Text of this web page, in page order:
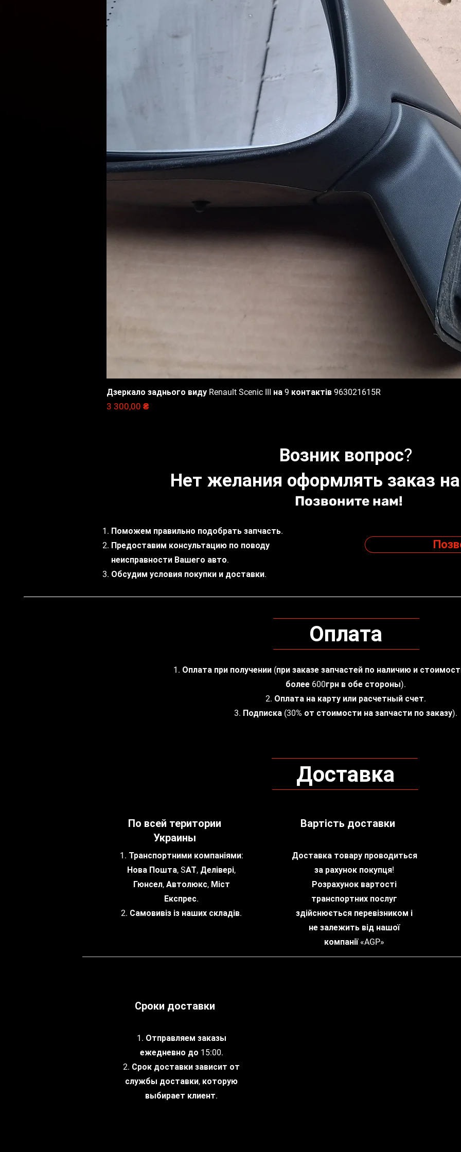
Відправлення запчастин щодня до 16:00.
Доставка вибраною Вами службою доставки (САТ,
НоваПошта, Delivery, Meest)
Наші фахівці готові проконсультувати з приводу вибору
запчастин, що відповідають вашим потребам та бюджету.
Быстрый просмотр
Дзеркало заднього виду Renault Scenic III на 9 контактів 963021615R
Цена
3 300,00 ₴
Возник вопрос?
Нет желания оформлять заказ на
Позвоните нам!
Поможем правильно подобрать запчасть.
Предоставим консультацию по поводу
неисправности Вашего авто.
Обсудим условия покупки и доставки.
Оплата
1. Оплата при получении (при заказе запчастей по наличию и
более 600грн в обе стороны).
2. Оплата на карту или расчетный счет.
3. Подписка (30% от стоимости на запчасти по заказу).
Доставка
По всей територии
Украины
1. Транспортними компаніями:
Нова Пошта, SАТ, Делівері,
Гюнсел, Автолюкс, Міст
Експрес.
2. Самовивіз із наших складів.
Вартість доставки
Доставка товару проводиться
за рахунок покупця!
Розрахунок вартості
транспортних послуг
здійснюється перевізником і
не залежить від нашої
компанії «AGP»
Сроки доставки
1. Отправляем заказы
ежедневно до 15:00.
2. Срок доставки зависит от
службы доставки, которую
выбирает клиент.